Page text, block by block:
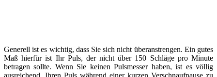
Generell ist es wichtig, dass Sie sich nicht überanstrengen. Ein gutes
Maß hierfür ist Ihr Puls, der nicht über 150 Schläge pro Minute
betragen sollte. Wenn Sie keinen Pulsmesser haben, ist es völlig
ausreichend, Ihren Puls während einer kurzen Verschnaufpause zu